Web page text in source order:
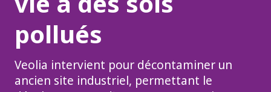
pollués
Veolia intervient pour décontaminer un
ancien site industriel, permettant le